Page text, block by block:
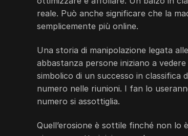
reale. Può anche significare che la
semplicemente più online.
Una storia di manipolazione legata
abbastanza persone iniziano a
simbolico di un successo in classifica
numero nelle riunioni. I fan lo
numero si assottiglia.
Quell’erosione è sottile finché non lo